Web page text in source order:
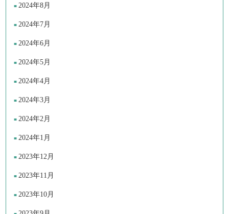
2024年8月
2024年7月
2024年6月
2024年5月
2024年4月
2024年3月
2024年2月
2024年1月
2023年12月
2023年11月
2023年10月